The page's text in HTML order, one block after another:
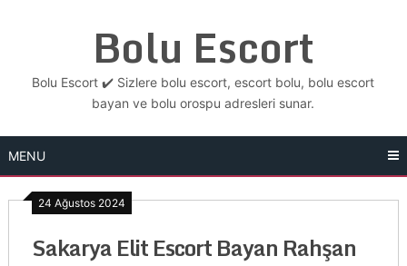
Bolu Escort
Bolu Escort ✔️ Sizlere bolu escort, escort bolu, bolu escort
bayan ve bolu orospu adresleri sunar.
MENU
24 Ağustos 2024
Sakarya Elit Escort Bayan Rahşan